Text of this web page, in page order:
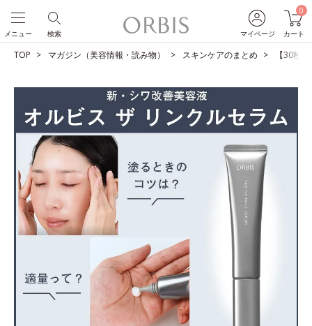
マイページ
0
カート
検索
メニュー
TOP マガジン（美容情報・読み物） スキンケアのまとめ 【30秒